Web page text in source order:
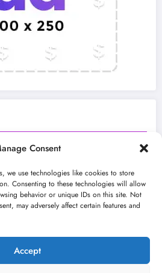
Consent
we use technologies like cookies to store
Consenting to these technologies will allow
behavior or unique IDs on this site. Not
may adversely affect certain features and
Accept
Youtube